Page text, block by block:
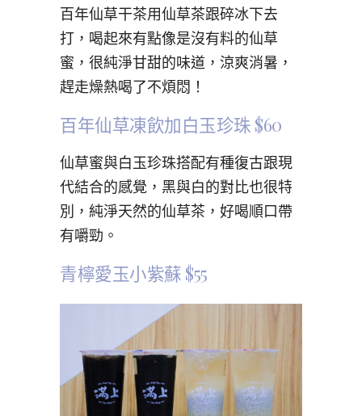
百年仙草干茶用仙草茶跟碎冰下去
打，喝起來有點像是沒有料的仙草
蜜，很純淨甘甜的味道，涼爽消暑，
趕走燥熱喝了不煩悶！
百年仙草凍飲加白玉珍珠 $60
仙草蜜與白玉珍珠搭配有種復古跟現
代結合的感覺，黑與白的對比也很特
別，純淨天然的仙草茶，好喝順口帶
有嚼勁。
青檸愛玉小紫蘇 $55